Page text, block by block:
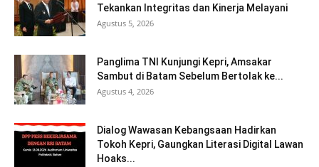
Tekankan Integritas dan Kinerja Melayani
Agustus 5, 2026
Panglima TNI Kunjungi Kepri, Amsakar
Sambut di Batam Sebelum Bertolak ke...
Agustus 4, 2026
Dialog Wawasan Kebangsaan Hadirkan
Tokoh Kepri, Gaungkan Literasi Digital Lawan
Hoaks...